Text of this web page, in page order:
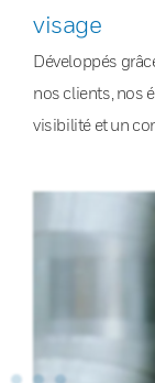
visage
Développés
nos clients, nos
visibilité et un